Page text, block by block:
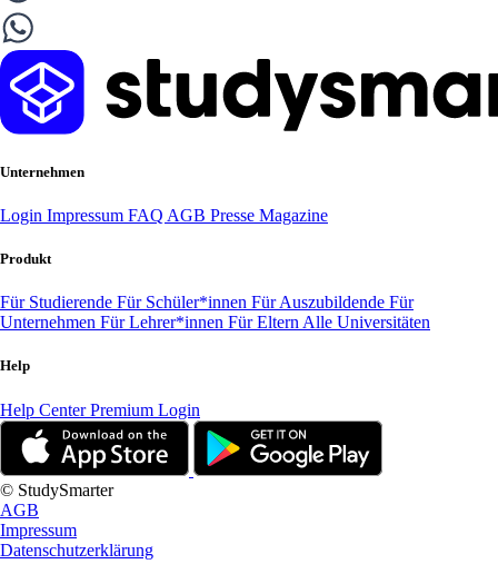
Unternehmen
Login Impressum FAQ AGB Presse Magazine
Produkt
Für Studierende Für Schüler*innen Für Auszubildende Für
Unternehmen Für Lehrer*innen Für Eltern Alle Universitäten
Help
Help CenterPremium Login
© StudySmarter
AGB
Impressum
Datenschutzerklärung